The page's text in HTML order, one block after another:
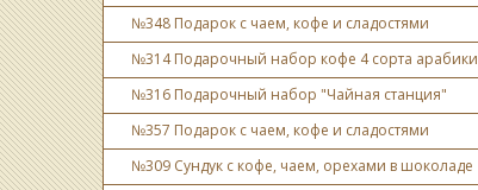
№348 Подарок с чаем, кофе и сладостями
№314 Подарочный набор кофе 4 сорта арабики
№316 Подарочный набор "Чайная станция"
№357 Подарок с чаем, кофе и сладостями
№309 Сундук с кофе, чаем, орехами в шоколаде